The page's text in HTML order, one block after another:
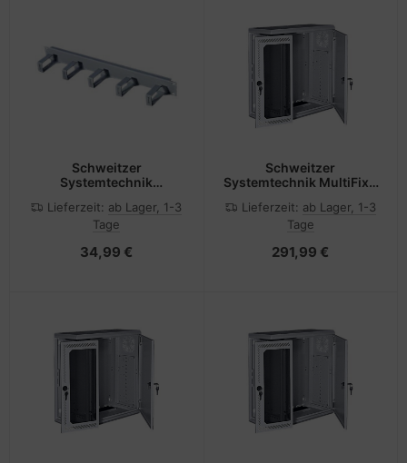
Schweitzer
Systemtechnik
Schaltschrank - RAL
7035 - 1U - 48.3 cm (19")
Lieferzeit: ab Lager, 1-3
Tage
34,99 €
Schweitzer
Systemtechnik MultiFix -
Wandmontage -
Hellgrau, RAL 7035 - 3U -
Lieferzeit: ab Lager, 1-3
Tage
291,99 €